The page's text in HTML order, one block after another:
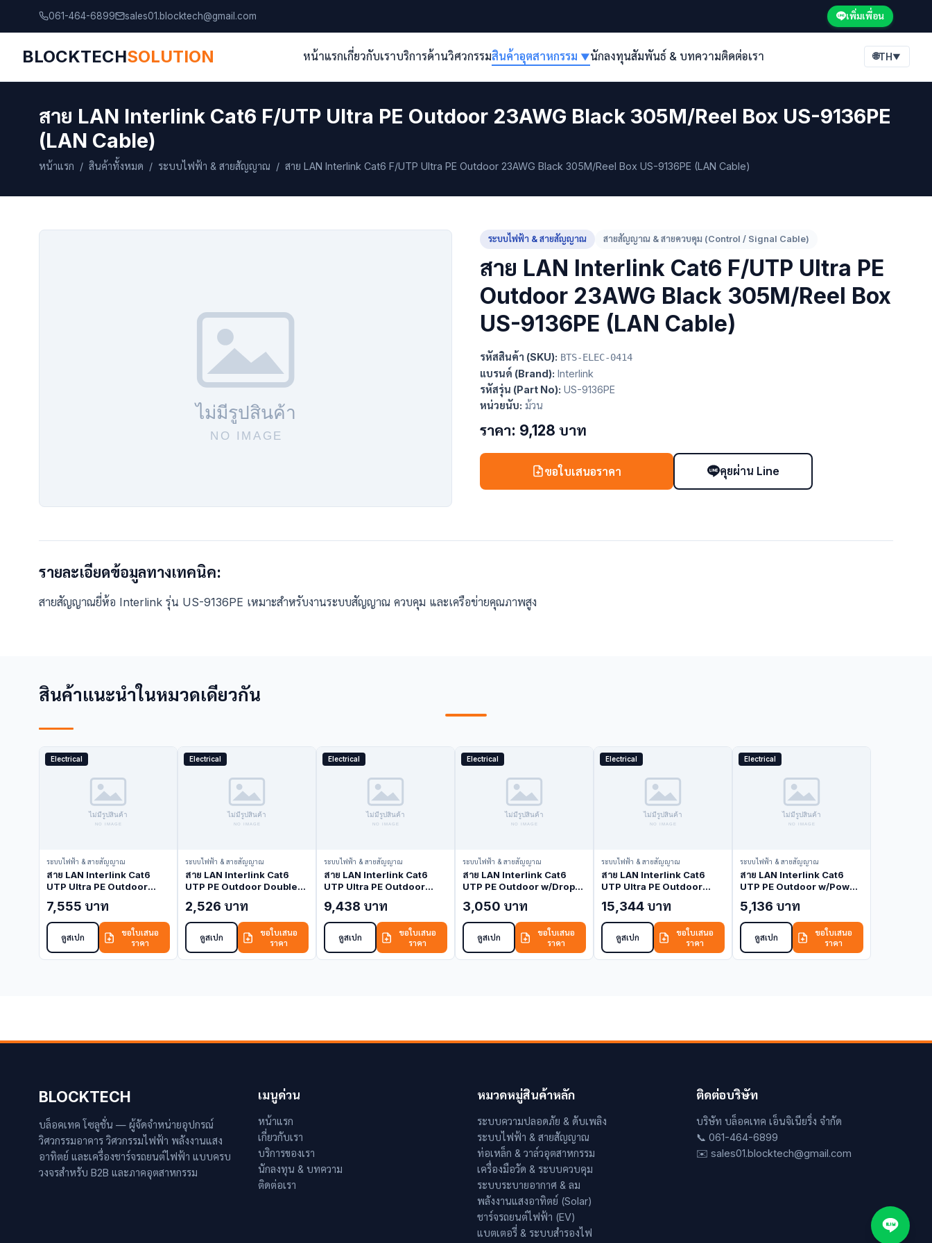
061-464-6899 sales01.blocktech@gmail.com เพิ่มเพื่อน
BLOCKTECHSOLUTION หน้าแรกเกี่ยวกับเราบริการด้านวิศวกรรมสินค้าอุตสาหกรรม ▼นักลงทุนสัมพันธ์ & บทความติดต่อเรา 🌐TH▼
สาย LAN Interlink Cat6 F/UTP Ultra PE Outdoor 23AWG Black 305M/Reel Box US-9136PE
(LAN Cable)
หน้าแรก / สินค้าทั้งหมด / ระบบไฟฟ้า & สายสัญญาณ / สาย LAN Interlink Cat6 F/UTP Ultra PE Outdoor 23AWG Black 305M/Reel Box US-9136PE (LAN Cable)
ระบบไฟฟ้า & สายสัญญาณ สายสัญญาณ & สายควบคุม (Control / Signal Cable)
สาย LAN Interlink Cat6 F/UTP Ultra PE
Outdoor 23AWG Black 305M/Reel Box
US-9136PE (LAN Cable)
รหัสสินค้า (SKU): BTS-ELEC-0414
แบรนด์ (Brand): Interlink
รหัสรุ่น (Part No): US-9136PE
หน่วยนับ: ม้วน
ราคา: 9,128 บาท
ขอใบเสนอราคา คุยผ่าน Line
รายละเอียดข้อมูลทางเทคนิค:
สายสัญญาณยี่ห้อ Interlink รุ่น US-9136PE เหมาะสำหรับงานระบบสัญญาณ ควบคุม และเครือข่ายคุณภาพสูง
สินค้าแนะนำในหมวดเดียวกัน
Electrical
ระบบไฟฟ้า & สายสัญญาณ
สาย LAN Interlink Cat6
UTP Ultra PE Outdoor
Black 305M/Pull Box US-
9106OUT (LAN Cable)
7,555 บาท
ดูสเปก
ขอใบเสนอ
ราคา
Electrical
ระบบไฟฟ้า & สายสัญญาณ
สาย LAN Interlink Cat6
UTP PE Outdoor Double
100M/Easy Box US-
9106OUT-1 (LAN Cable)
2,526 บาท
ดูสเปก
ขอใบเสนอ
ราคา
Electrical
ระบบไฟฟ้า & สายสัญญาณ
สาย LAN Interlink Cat6
UTP Ultra PE Outdoor
US-9106MD (LAN Cable)
9,438 บาท
ดูสเปก
ขอใบเสนอ
ราคา
Electrical
ระบบไฟฟ้า & สายสัญญาณ
สาย LAN Interlink Cat6
UTP PE Outdoor w/Drop
9106MD-1 (LAN Cable)
3,050 บาท
ดูสเปก
ขอใบเสนอ
ราคา
Electrical
ระบบไฟฟ้า & สายสัญญาณ
สาย LAN Interlink Cat6
UTP Ultra PE Outdoor
305M US-9106PW (LAN
Cable)
15,344 บาท
ดูสเปก
ขอใบเสนอ
ราคา
Electrical
ระบบไฟฟ้า & สายสัญญาณ
สาย LAN Interlink Cat6
UTP PE Outdoor w/Power
9106PW-1 (LAN Cable)
5,136 บาท
ดูสเปก
ขอใบเสนอ
ราคา
BLOCKTECH
บล็อคเทค โซลูชั่น — ผู้จัดจำหน่ายอุปกรณ์
วิศวกรรมอาคาร วิศวกรรมไฟฟ้า พลังงานแสง
อาทิตย์ และเครื่องชาร์จรถยนต์ไฟฟ้า แบบครบ
วงจรสำหรับ B2B และภาคอุตสาหกรรม
เมนูด่วน
หน้าแรก
เกี่ยวกับเรา
บริการของเรา
นักลงทุน & บทความ
ติดต่อเรา
หมวดหมู่สินค้าหลัก
ระบบความปลอดภัย & ดับเพลิง
ระบบไฟฟ้า & สายสัญญาณ
ท่อเหล็ก & วาล์วอุตสาหกรรม
เครื่องมือวัด & ระบบควบคุม
ระบบระบายอากาศ & ลม
พลังงานแสงอาทิตย์ (Solar)
ชาร์จรถยนต์ไฟฟ้า (EV)
แบตเตอรี่ & ระบบสำรองไฟ
ติดต่อบริษัท
บริษัท บล็อคเทค เอ็นจิเนียริ่ง จำกัด
📞 061-464-6899
✉️ sales01.blocktech@gmail.com